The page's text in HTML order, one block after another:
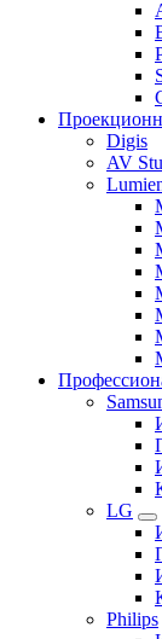
Digis
AV
LG
Philips